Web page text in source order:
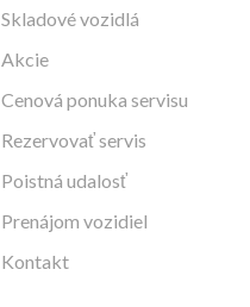
Skladové vozidlá
Akcie
Cenová ponuka servisu
Rezervovať servis
Poistná udalosť
Prenájom vozidiel
Kontakt